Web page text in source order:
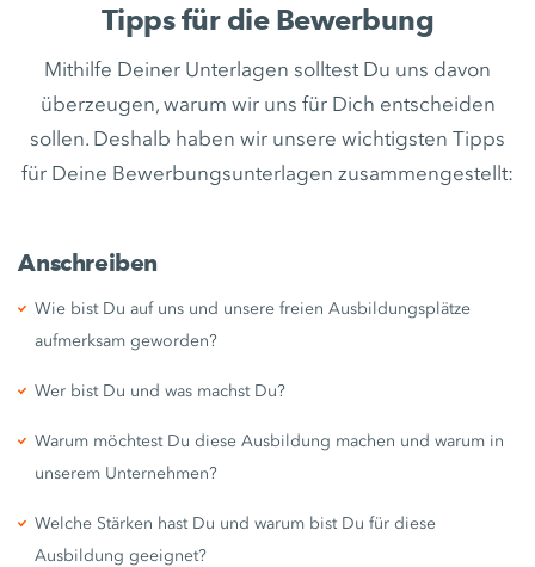
Tipps für die Bewerbung
Mithilfe Deiner Unterlagen solltest Du uns davon
überzeugen, warum wir uns für Dich entscheiden
sollen. Deshalb haben wir unsere wichtigsten Tipps
für Deine Bewerbungsunterlagen zusammengestellt:
Anschreiben
Wie bist Du auf uns und unsere freien Ausbildungsplätze
aufmerksam geworden?
Wer bist Du und was machst Du?
Warum möchtest Du diese Ausbildung machen und warum in
unserem Unternehmen?
Welche Stärken hast Du und warum bist Du für diese
Ausbildung geeignet?